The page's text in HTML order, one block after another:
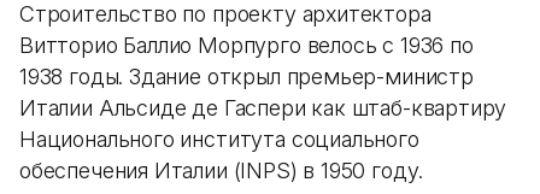
Строительство по проекту архитектора
Витторио Баллио Морпурго велось с 1936 по
1938 годы. Здание открыл премьер-министр
Италии Альсиде де Гаспери как штаб-квартиру
Национального института социального
обеспечения Италии (INPS) в 1950 году.